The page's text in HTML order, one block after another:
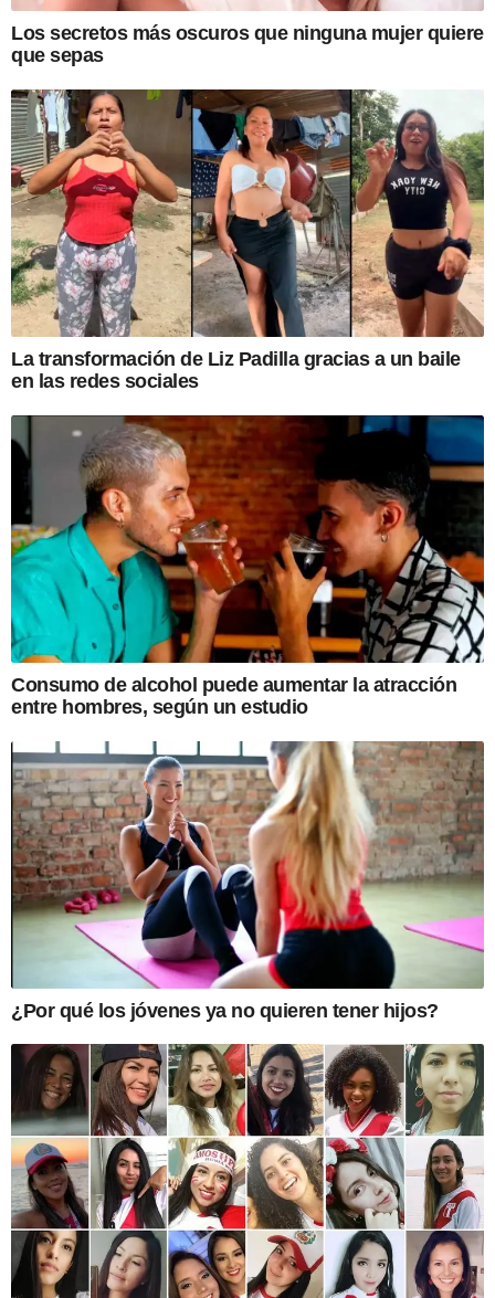
Los secretos más oscuros que ninguna mujer quiere
que sepas
La transformación de Liz Padilla gracias a un baile
en las redes sociales
Consumo de alcohol puede aumentar la atracción
entre hombres, según un estudio
¿Por qué los jóvenes ya no quieren tener hijos?